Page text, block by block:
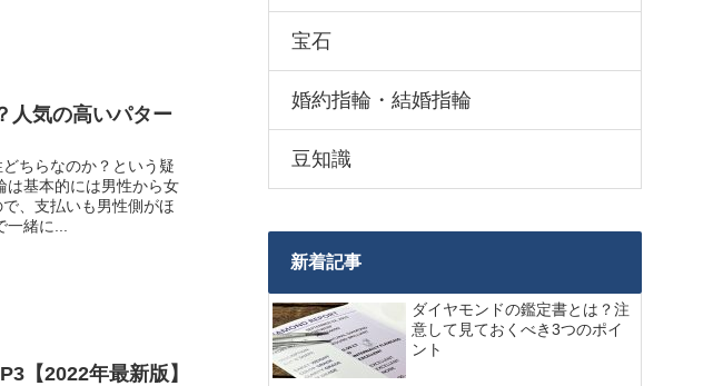
人気の高いパター
ちらなのか？という疑
は基本的には男性から女
、支払いも男性側がほ
緒に...
【2022年最新版】
宝石
婚約指輪・結婚指輪
豆知識
新着記事
ダイヤモンドの鑑定書とは？注
意して見ておくべき3つのポイ
ント